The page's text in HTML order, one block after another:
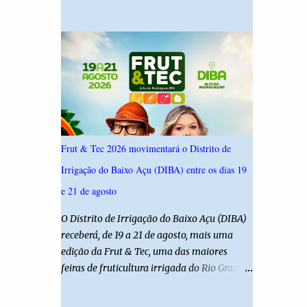
nota, a Polícia Militar manifestou
solidariedade à vítima e aos familiares e
destacou q...
somaram 6,4% e outros 43,8% não
souberam responder. A pesquisa IPSsensus
ouviu 1.500 eleitores em todas as regiões do
Rio Grande do Norte entre os dias 18 e 22 de
junho de 2026. O levantamento possui
margem de erro de 2,5 pontos percentuais e
nível de confiança de 95%. Registro no TSE:
RN-09520/2026
Frut & Tec 2026 movimentará o Distrito de
Irrigação do Baixo Açu (DIBA) entre os dias 19
e 21 de agosto
O Distrito de Irrigação do Baixo Açu (DIBA)
receberá, de 19 a 21 de agosto, mais uma
edição da Frut & Tec, uma das maiores
feiras de fruticultura irrigada do Rio Grande